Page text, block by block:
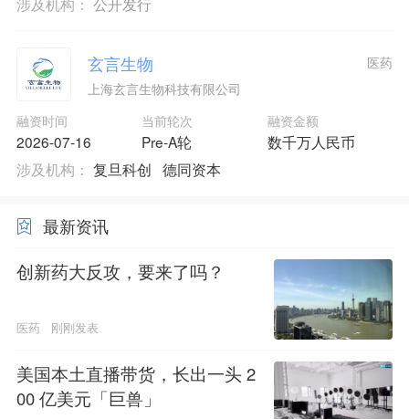
玄言生物
上海玄言生物科技有限公司
融资时间
2026-07-16
当前轮次
Pre-A轮
融资金额
数千万人民币
医药
涉及机构： 复旦科创 德同资本
最新资讯
创新药大反攻，要来了吗？
医药 刚刚发表
美国本土直播带货，长出一头 2
00 亿美元「巨兽」